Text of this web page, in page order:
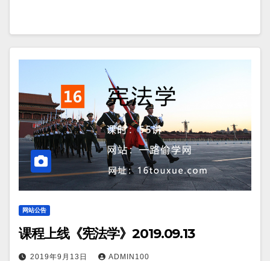
网站公告
课程上线《宪法学》2019.09.13
2019年9月13日 ADMIN100